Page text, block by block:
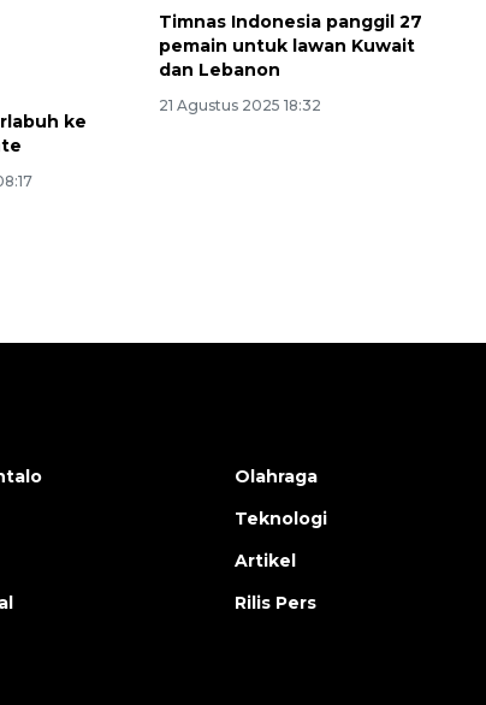
ke
Timnas Indonesia panggil 27
pemain untuk lawan Kuwait
dan Lebanon
21 Agustus 2025 18:32
Olahraga
Teknologi
Artikel
Rilis Pers